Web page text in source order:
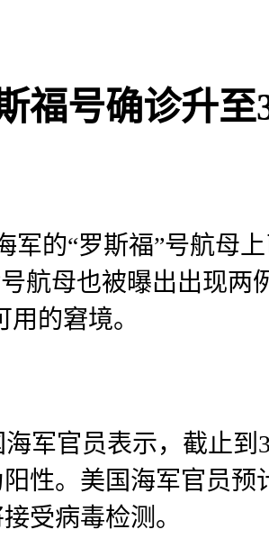
福号确诊升
军的“罗斯福”号航母
航母也被曝出出现
的窘境。
军官员表示，截止
性。美国海军官员
受病毒检测。